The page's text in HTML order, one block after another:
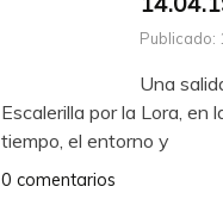
Publicado:
Una
Escalerilla por la Lora, en
tiempo, el entorno y
0 comentarios